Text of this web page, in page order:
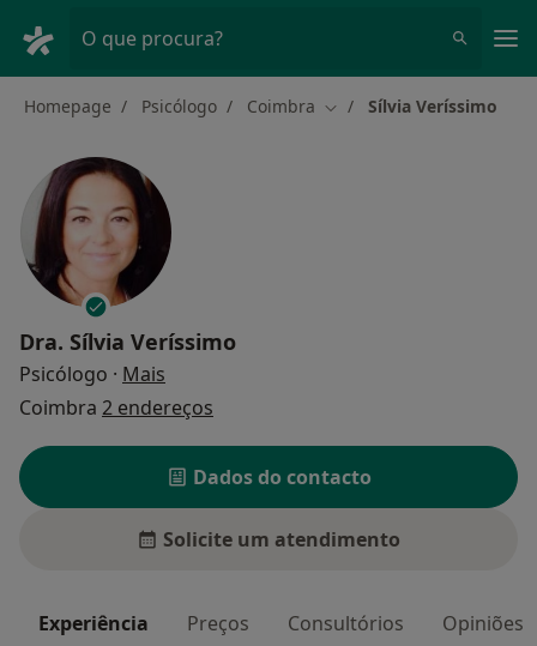
O que procura?
Homepage Psicólogo Coimbra Mudar de cidade
Sílvia Veríssimo
Dra. Sílvia Veríssimo
Psicólogo · Mais
Coimbra 2 endereços
Dados do contacto
Solicite um atendimento
Experiência Preços Consultórios Opiniões